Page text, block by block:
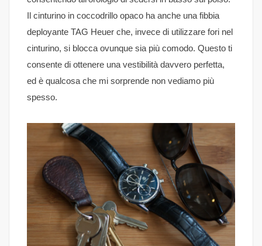
Il cinturino in coccodrillo opaco ha anche una fibbia
deployante TAG Heuer che, invece di utilizzare fori nel
cinturino, si blocca ovunque sia più comodo. Questo ti
consente di ottenere una vestibilità davvero perfetta,
ed è qualcosa che mi sorprende non vediamo più
spesso.